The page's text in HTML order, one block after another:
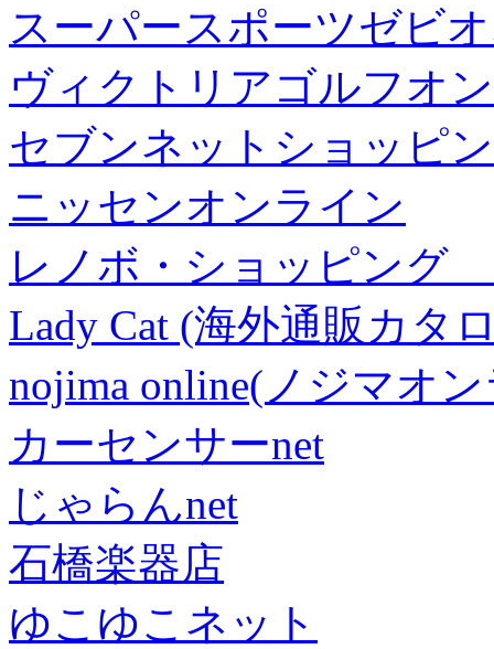
スーパースポーツゼビ
ヴィクトリアゴルフオ
セブンネットショッピ
ニッセンオンライン
レノボ・ショッピング
Lady Cat (海外通販カタ
nojima online(ノジマオ
カーセンサーnet
じゃらんnet
石橋楽器店
ゆこゆこネット